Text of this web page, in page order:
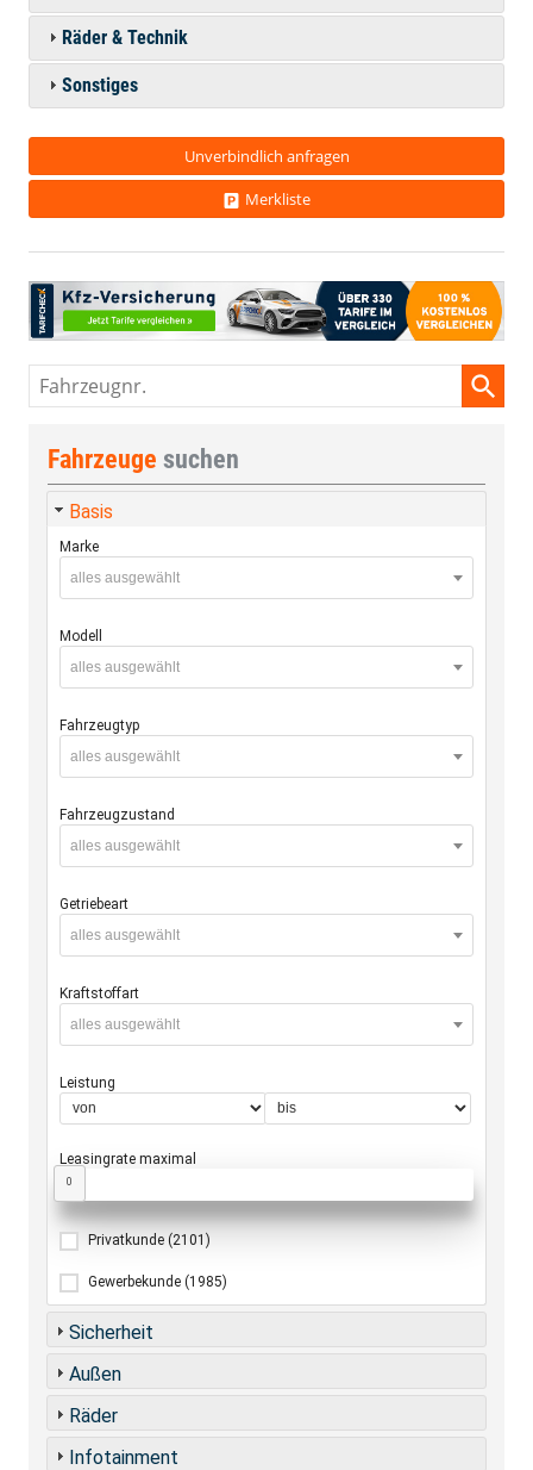
Räder & Technik
Sonstiges
Unverbindlich anfragen
Merkliste
Fahrzeugnr.
Fahrzeuge suchen
Basis
Marke
alles ausgewählt
Modell
alles ausgewählt
Fahrzeugtyp
alles ausgewählt
Fahrzeugzustand
alles ausgewählt
Getriebeart
alles ausgewählt
Kraftstoffart
alles ausgewählt
Leistung
Leasingrate maximal
0
Privatkunde (2101)
Gewerbekunde (1985)
Sicherheit
Außen
Räder
Infotainment